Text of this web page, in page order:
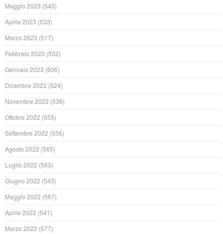
Maggio 2023 (543)
Aprile 2023 (533)
Marzo 2023 (517)
Febbraio 2023 (502)
Gennaio 2023 (606)
Dicembre 2022 (524)
Novembre 2022 (536)
Ottobre 2022 (555)
Settembre 2022 (556)
Agosto 2022 (565)
Luglio 2022 (563)
Giugno 2022 (543)
Maggio 2022 (567)
Aprile 2022 (541)
Marzo 2022 (577)